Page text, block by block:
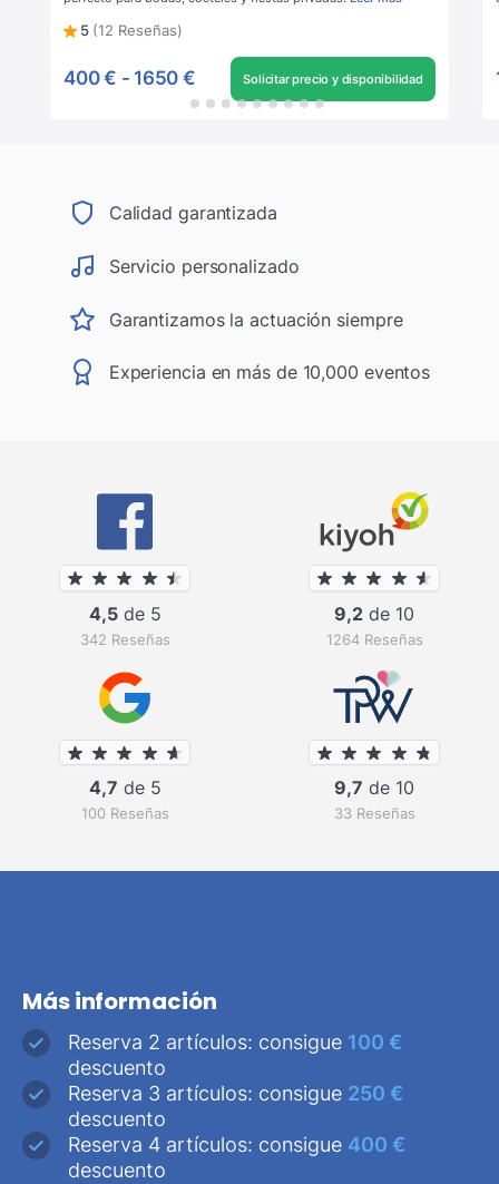
5 (12 Reseñas)
400 € - 1650 € Solicitar precio y disponibilidad
Calidad garantizada
Servicio personalizado
Garantizamos la actuación siempre
Experiencia en más de 10,000 eventos
4,5de 5
342 Reseñas
9,2 de 10
1264 Reseñas
4,7 de 5
100 Reseñas
9,7 de 10
33 Reseñas
Más información
Reserva 2 artículos: consigue 100 €
descuento
Reserva 3 artículos: consigue 250 €
descuento
Reserva 4 artículos: consigue 400 €
descuento